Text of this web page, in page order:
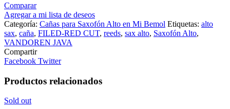
Comparar
Agregar a mi lista de deseos
Categoría: Cañas para Saxofón Alto en Mi Bemol Etiquetas: alto
sax, caña, FILED-RED CUT, reeds, sax alto, Saxofón Alto,
VANDOREN JAVA
Compartir
Facebook Twitter
Productos relacionados
Sold out